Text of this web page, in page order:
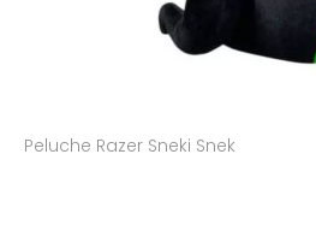
Peluche Razer Sneki Snek